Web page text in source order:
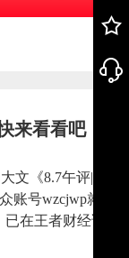
来看看吧
文《8.7午评|主
账号wzcjwp就可
在王者财经论坛